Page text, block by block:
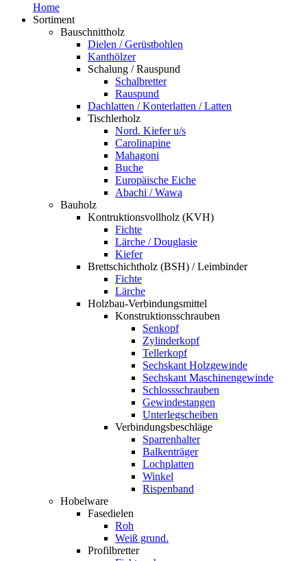
Home
Sortiment
Bauschnittholz
Dielen / Gerüstbohlen
Kanthölzer
Schalung / Rauspund
Schalbretter
Rauspund
Dachlatten / Konterlatten / Latten
Tischlerholz
Nord. Kiefer u/s
Carolinapine
Mahagoni
Buche
Europäische Eiche
Abachi / Wawa
Bauholz
Kontruktionsvollholz (KVH)
Fichte
Lärche / Douglasie
Kiefer
Brettschichtholz (BSH) / Leimbinder
Fichte
Lärche
Holzbau-Verbindungsmittel
Konstruktionsschrauben
Senkopf
Zylinderkopf
Tellerkopf
Sechskant Holzgewinde
Sechskant Maschinengewinde
Schlossschrauben
Gewindestangen
Unterlegscheiben
Verbindungsbeschläge
Sparrenhalter
Balkenträger
Lochplatten
Winkel
Rispenband
Hobelware
Fasedielen
Roh
Weiß grund.
Profilbretter